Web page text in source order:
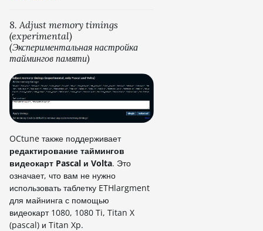
8. Adjust memory timings
(experimental)
(Экспериментальная настройка
таймингов памяти)
OCtune также поддерживает
редактирование таймингов
видеокарт Pascal и Volta. Это
означает, что вам не нужно
использовать таблетку ETHlargment
для майнинга с помощью
видеокарт 1080, 1080 Ti, Titan X
(pascal) и Titan Xp.